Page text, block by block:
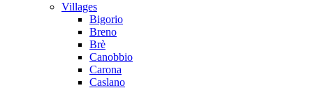
Villages
Bigorio
Breno
Brè
Canobbio
Carona
Caslano